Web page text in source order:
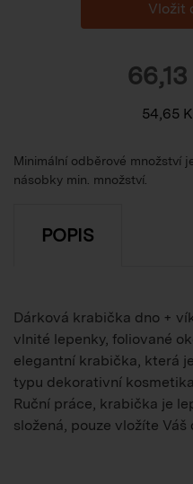
66,13
54,65
Minimální odběrové množství
násobky min. množství.
POPIS
Dárková krabička dno +
vlnité lepenky, foliované
elegantní krabička, která
typu dekorativní
Ruční práce, krabička je
složená, pouze vložíte Váš